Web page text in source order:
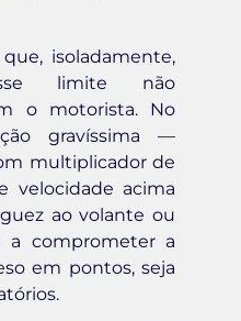
isoladamente,
limite não
o motorista. No
gravíssima —
multiplicador de
velocidade acima
ao volante ou
comprometer a
em pontos, seja